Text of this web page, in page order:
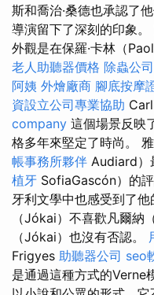
斯和喬治·桑德也承認了
導演留下了深刻的印象
外觀是在保羅·卡林（
老人助聽器價格 除蟲公司
阿姨 外燴廠商 腳底按摩
資設立公司專業協助
company 這個場景反映
格多年來堅定了時尚。
帳事務所夥伴 Audiard）
植牙 SofiaGascón）的
牙利文學中也感受到了
（Jókai）不喜歡凡爾納
（Jókai）也沒有否認。
Frigyes 助聽器公司 seo
是通過這種方式的Verne